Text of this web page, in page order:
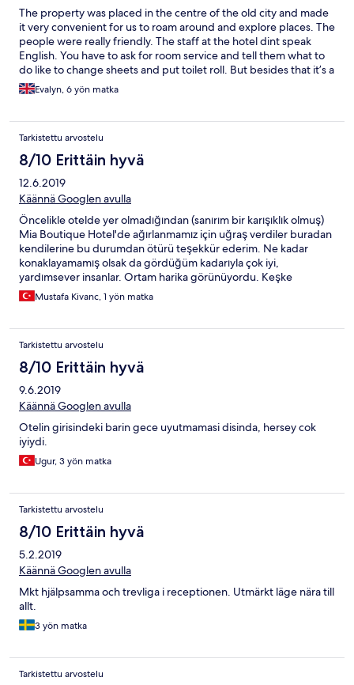
The property was placed in the centre of the old city and made
it very convenient for us to roam around and explore places. The
people were really friendly. The staff at the hotel dint speak
English. You have to ask for room service and tell them what to
do like to change sheets and put toilet roll. But besides that it’s a
very good bistro.
Evalyn, 6 yön matka
Tarkistettu arvostelu
8/10 Erittäin hyvä
12.6.2019
Käännä Googlen avulla
Öncelikle otelde yer olmadığından (sanırım bir karışıklık olmuş)
Mia Boutique Hotel'de ağırlanmamız için uğraş verdiler buradan
kendilerine bu durumdan ötürü teşekkür ederim. Ne kadar
konaklayamamış olsak da gördüğüm kadarıyla çok iyi,
yardımsever insanlar. Ortam harika görünüyordu. Keşke
kalabilseydik :)
Mustafa Kivanc, 1 yön matka
Tarkistettu arvostelu
8/10 Erittäin hyvä
9.6.2019
Käännä Googlen avulla
Otelin girisindeki barin gece uyutmamasi disinda, hersey cok
iyiydi.
Ugur, 3 yön matka
Tarkistettu arvostelu
8/10 Erittäin hyvä
5.2.2019
Käännä Googlen avulla
Mkt hjälpsamma och trevliga i receptionen. Utmärkt läge nära till
allt.
3 yön matka
Tarkistettu arvostelu